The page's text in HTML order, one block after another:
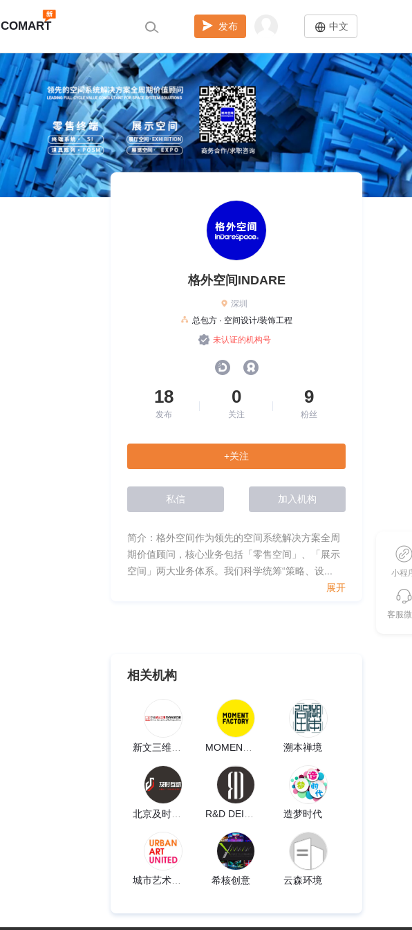
COMART 发布 中文
格外空间INDARE
深圳
总包方 · 空间设计/装饰工程
未认证的机构号
18
发布
0
关注
9
粉丝
+关注
私信 加入机构
简介：格外空间作为领先的空间系统解决方案全周
期价值顾问，核心业务包括「零售空间」、「展示
空间」两大业务体系。我们科学统筹“策略、设
展开
相关机构
溯本禅境
造梦时代
希核创意 云森环境
小程
客服